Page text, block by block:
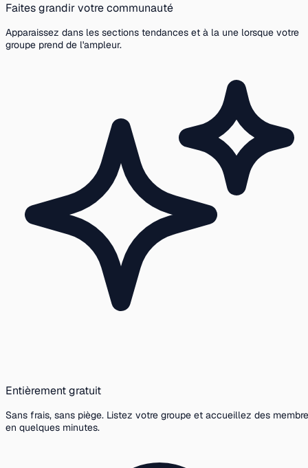
Faites grandir votre communauté
Apparaissez dans les sections tendances et à la une lorsque votre
groupe prend de l'ampleur.
Entièrement gratuit
Sans frais, sans piège. Listez votre groupe et accueillez des
en quelques minutes.